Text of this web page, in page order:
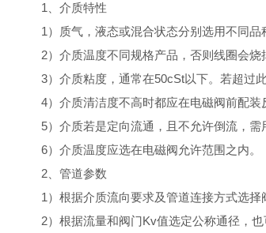
1、介质特性
1）质气，液态或混合状态分别选用不同品
2）介质温度不同规格产品，否则线圈会烧
3）介质粘度，通常在50cSt以下。若超过此
4）介质清洁度不高时都应在电磁阀前配装
5）介质若是定向流通，且不允许倒流，需
6）介质温度应选在电磁阀允许范围之内。
2、管道参数
1）根据介质流向要求及管道连接方式选择
2）根据流量和阀门Kv值选定公称通径，也